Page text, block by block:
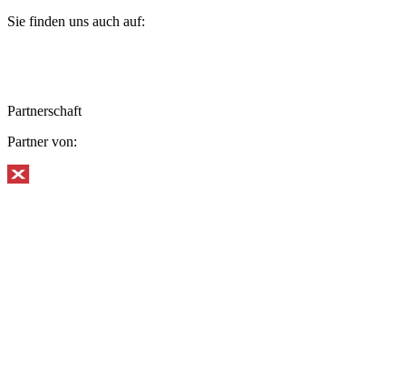
Sie finden uns auch auf:
Partnerschaft
Partner von: